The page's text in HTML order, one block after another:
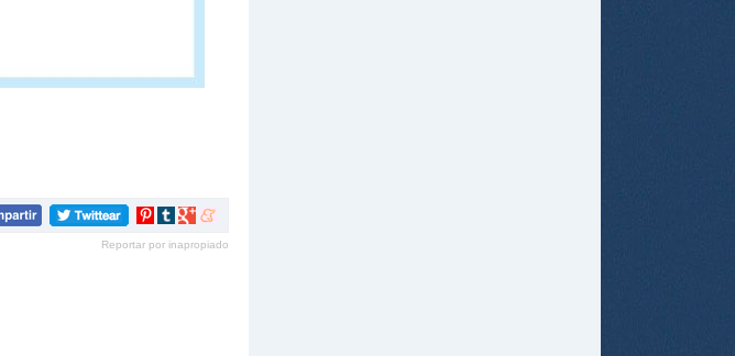
Compartir
Pinterest
Compartir
tumblr
Compartir
Google+
Compartir
meneame
Reportar por inapropiado